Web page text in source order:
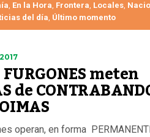
, En la Hora, Frontera, Locales,
del día, Último momento
meten
de
operan, en forma